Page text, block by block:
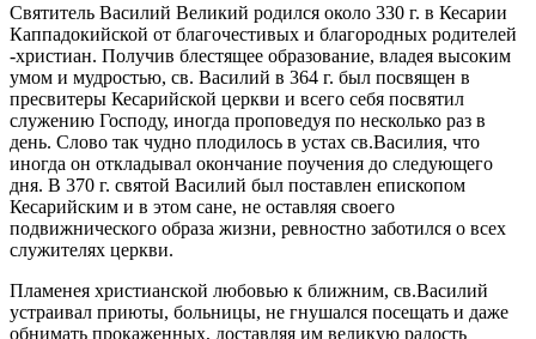
Святитель Василий Великий родился около 330 г. в Кесарии
Каппадокийской от благочестивых и благородных родителей
-христиан. Получив блестящее образование, владея высоким
умом и мудростью, св. Василий в 364 г. был посвящен в
пресвитеры Кесарийской церкви и всего себя посвятил
служению Господу, иногда проповедуя по несколько раз в
день. Слово так чудно плодилось в устах св.Василия, что
иногда он откладывал окончание поучения до следующего
дня. В 370 г. святой Василий был поставлен епископом
Кесарийским и в этом сане, не оставляя своего
подвижнического образа жизни, ревностно заботился о всех
служителях церкви.
Пламенея христианской любовью к ближним, св.Василий
устраивал приюты, больницы, не гнушался посещать и даже
обнимать прокаженных, доставляя им великую радость